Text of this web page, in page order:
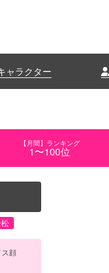
ャラクター
【月間】ランキング
1〜100位
ス顔